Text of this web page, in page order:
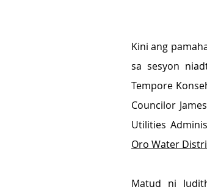
Kini ang
sa sesyon
Tempore
Councilor
Utilities
Oro Water
Matud ni